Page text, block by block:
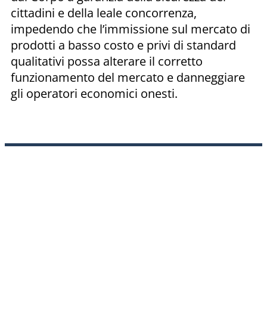
cittadini e della leale concorrenza,
impedendo che l’immissione sul mercato di
prodotti a basso costo e privi di standard
qualitativi possa alterare il corretto
funzionamento del mercato e danneggiare
gli operatori economici onesti.